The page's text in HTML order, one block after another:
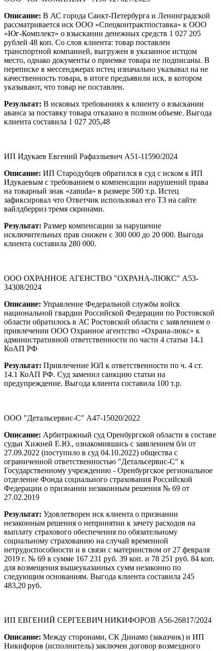
Описание: В АС города Санкт-Петербурга и Ленинградской
рассматривается иск ООО «Спецконтрактпоставка» к ООО
«Юг-Комплект» о взыскании денежных средств 1 027 205
рублей 48 коп. Со слов клиента: товар поставлен
транспортной компанией, выгружен в указанное истцом
место, однако документы о приемке товара не подписаны. В
переписке в мессенджерах истец изначально указывал на не
качественность товара, в итоге предъявили иск, в котором
указывают, что товар не поставлен.
Результат: В исковых требованиях к клиенту о взыскании
аванса за поставку товара отказано в полном объеме. Выгода
клиента составила 1 027 205,48
ИП Идукаев Евгений Рафаэльевич А51-11590/2024
Описание: ИП Стародубцев обратился в суд с иском к ИП
Идукаевым с требованием о компенсации нарушений права
на товарный знак «zanuda» в размере 500 т.р. Истец
зафиксировал что Ответчик использовал его ТЗ на сайте
вайлдберриз тремя скринами.
Результат: Размер компенсации за нарушение
исключительных прав снижен с 300 000 до 20 000. Выгода
клиента составила 280 000.
ООО ОХРАННОЕ АГЕНСТВО "ОХРАНА-ЛЮКС" А53-
34308/2024
Описание: Управление Федеральной службы войск
национальной гвардии Российской Федерации по Ростовской
области обратилось в АС Ростовской области с заявлением о
привлечении ООО Охранное агентство «Охрана-люкс» к
административной ответственности по части 4 статьи 14.1
КоАП РФ
Результат: Привлечение ЮЛ к ответственности по ч. 4 ст.
14.1 КоАП РФ. Суд заменил санкцию статьи на
предупреждение. Выгода клиента составила 100 т.р.
ООО "Детальсервис-С" А47-15020/2022
Описание: Арбитражный суд Оренбургской области в составе
судьи Хижней Е.Ю., ознакомившись с заявлением б/н от
27.09.2022 (поступило в суд 04.10.2022) общества с
ограниченной ответственностью "Детальсервис-С" к
Государственному учреждению - Оренбургское региональное
отделение Фонда социального страхования Российской
Федерации о признании незаконным решения № 69 от
27.02.2019
Результат: Удовлетворен иск клиента о признании
незаконным решения о непринятии к зачету расходов на
выплату страхового обеспечения по обязательному
социальному страхованию на случай временной
нетрудоспособности и в связи с материнством от 27 февраля
2019 г. № 69 в сумме 167 231 руб. 39 коп. и 78 251 руб. 84 коп.
для возмещения вышеуказанных сумм незаконно по
следующим основаниям. Выгода клиента составила 245
483,20 руб.
ИП ЕВГЕНИЙ СЕРГЕЕВИЧ НИКИФОРОВ А56-26817/2024
Описание: Между сторонами, СК Динамо (заказчик) и ИП
Никифоров (исполнитель) заключен договор возмездного